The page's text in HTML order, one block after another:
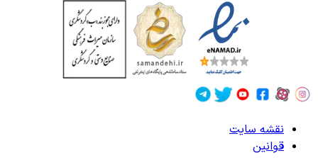
نقشه سایت
قوانین